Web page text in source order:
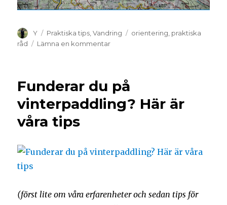
Y Praktiska tips ,Vandring orientering praktiska
råd
Lämna en kommentar
Funderar du på
vinterpaddling? Här är
våra tips
(först lite om våra erfarenheter och sedan tips för